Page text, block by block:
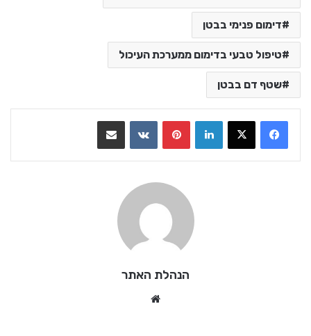
דימום פנימי בבטן
טיפול טבעי בדימום ממערכת העיכול
שטף דם בבטן
LinkedIn
VKontakte
הנהלת האתר